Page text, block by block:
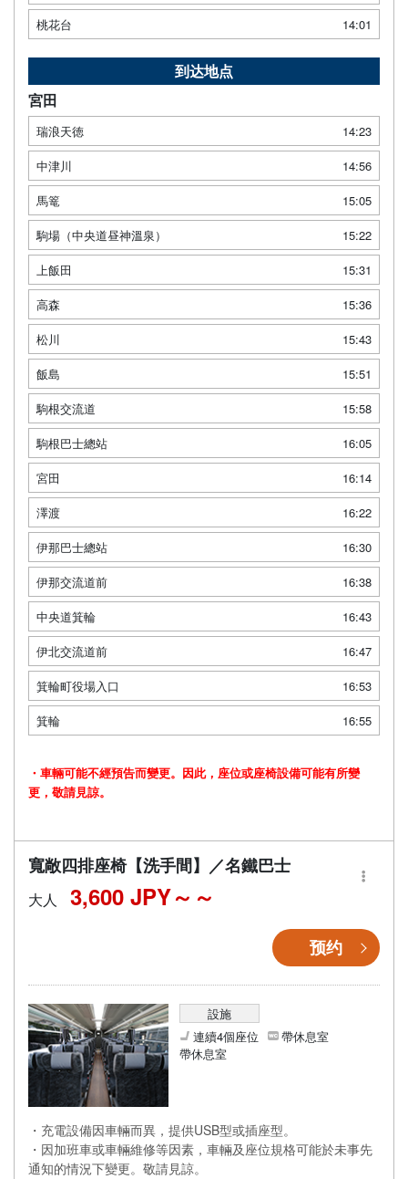
桃花台 14:01
到达地点
宮田
瑞浪天徳
14:23
中津川
14:56
馬篭
15:05
駒場（中央道昼神溫泉）
15:22
上飯田
15:31
高森
15:36
松川
15:43
飯島
15:51
駒根交流道
15:58
駒根巴士總站
16:05
宮田
16:14
澤渡
16:22
伊那巴士總站
16:30
伊那交流道前
16:38
中央道箕輪
16:43
伊北交流道前
16:47
箕輪町役場入口
16:53
箕輪
16:55
・車輛可能不經預告而變更。因此，座位或座椅設備可能有所變
更，敬請見諒。
寬敞四排座椅【洗手間】／名鐵巴士
大人 3,600 JPY～
预约
設施
連續4個座位
帶休息室
帶休息室
・充電設備因車輛而異，提供USB型或插座型。
・因加班車或車輛維修等因素，車輛及座位規格可能於未事先
通知的情況下變更。敬請見諒。